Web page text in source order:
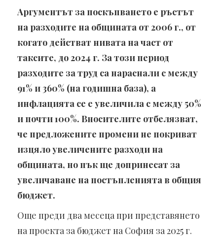
Аргументът за поскъпването е ръстът
на разходите на общината от 2006 г., от
когато действат нивата на част от
таксите, до 2024 г. За този период
разходите за труд са нараснали с между
91% и 360% (на годишна база), а
инфлацията се е увеличила с между 50%
и почти 100%. Вносителите отбелязват,
че предложените промени не покриват
изцяло увеличените разходи на
общината, но пък ще допринесат за
увеличаване на постъпленията в общия
бюджет.
Още преди два месеца при представянето
на проекта за бюджет на София за 2025 г.